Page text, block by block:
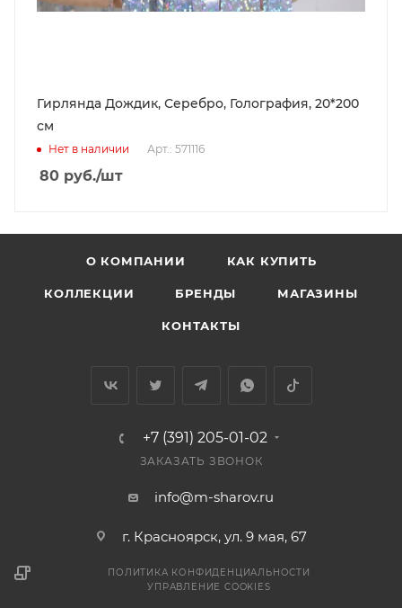
Гирлянда Дождик, Серебро, Голография, 20*200
см
Нет в наличии Арт.: 571116
80 руб./шт
О КОМПАНИИ КАК КУПИТЬ
КОЛЛЕКЦИИ БРЕНДЫ МАГАЗИНЫ
КОНТАКТЫ
+7 (391) 205-01-02
ЗАКАЗАТЬ ЗВОНОК
info@m-sharov.ru
г. Красноярск, ул. 9 мая, 67
ПОЛИТИКА КОНФИДЕНЦИАЛЬНОСТИ
УПРАВЛЕНИЕ COOKIES